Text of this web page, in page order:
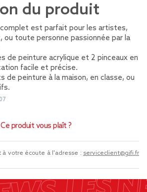
du produit
est parfait pour les artistes,
ou toute personne passionnée par la
de peinture acrylique et 2 pinceaux en
facile et précise.
de peinture à la maison, en classe, ou
Ce produit vous plaît ?
votre écoute à l'adresse : serviceclient@gifi.fr